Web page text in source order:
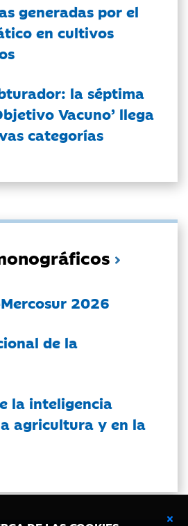
generadas por el
en cultivos
la séptima
Vacuno’ llega
categorías
2026
de la
la inteligencia
agricultura y en la